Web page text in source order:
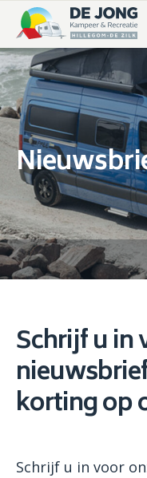
Schrijf u in
korting op
Schrijf u in voor